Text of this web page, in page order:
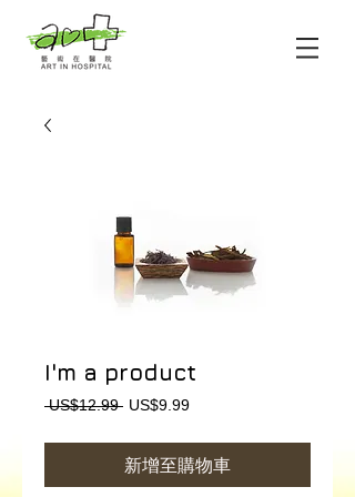
I'm a product
US$12.99 一
價
格
US$9.99促
價
格
新增至購物車